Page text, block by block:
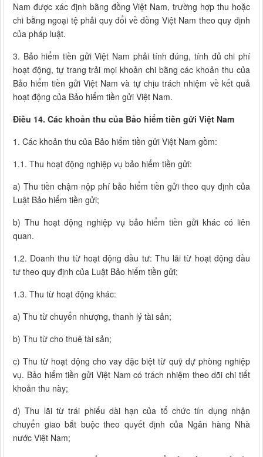
Nam được xác định bằng đồng Việt Nam, trường hợp thu hoặc
chi bằng ngoại tệ phải quy đổi về đồng Việt Nam theo quy định
của pháp luật.
3. Bảo hiểm tiền gửi Việt Nam phải tính đúng, tính đủ chi phí
hoạt động, tự trang trải mọi khoản chi bằng các khoản thu của
Bảo hiểm tiền gửi Việt Nam và tự chịu trách nhiệm về kết quả
hoạt động của Bảo hiểm tiền gửi Việt Nam.
Điều 14. Các khoản thu của Bảo hiểm tiền gửi Việt Nam
1. Các khoản thu của Bảo hiểm tiền gửi Việt Nam gồm:
1.1. Thu hoạt động nghiệp vụ bảo hiểm tiền gửi:
a) Thu tiền chậm nộp phí bảo hiểm tiền gửi theo quy định của
Luật Bảo hiểm tiền gửi;
b) Thu hoạt động nghiệp vụ bảo hiểm tiền gửi khác có liên
quan.
1.2. Doanh thu từ hoạt động đầu tư: Thu lãi từ hoạt động đầu
tư theo quy định của Luật Bảo hiểm tiền gửi;
1.3. Thu từ hoạt động khác:
a) Thu từ chuyển nhượng, thanh lý tài sản;
b) Thu từ cho thuê tài sản;
c) Thu từ hoạt động cho vay đặc biệt từ quỹ dự phòng nghiệp
vụ. Bảo hiểm tiền gửi Việt Nam có trách nhiệm theo dõi chi tiết
khoản thu này;
d) Thu lãi từ trái phiếu dài hạn của tổ chức tín dụng nhận
chuyển giao bắt buộc theo quyết định của Ngân hàng Nhà
nước Việt Nam;